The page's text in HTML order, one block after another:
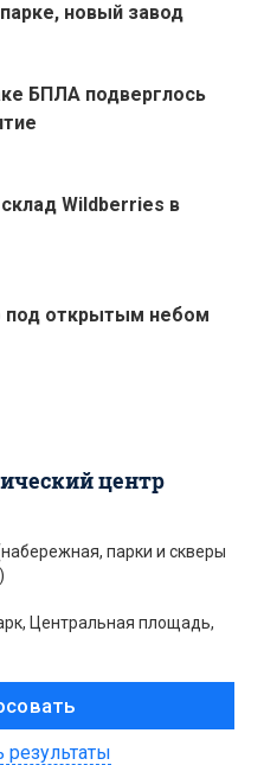
новый завод
БПЛА подверглось
Wildberries в
под открытым небом
центр
парки и скверы
Центральная площадь,
результаты